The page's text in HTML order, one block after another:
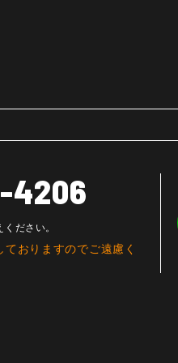
4206
ください。
おりますのでご遠慮く